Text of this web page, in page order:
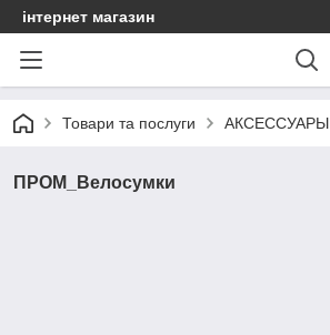
інтернет магазин
Товари та послуги АКСЕССУАРЫ
ПРОМ_Велосумки